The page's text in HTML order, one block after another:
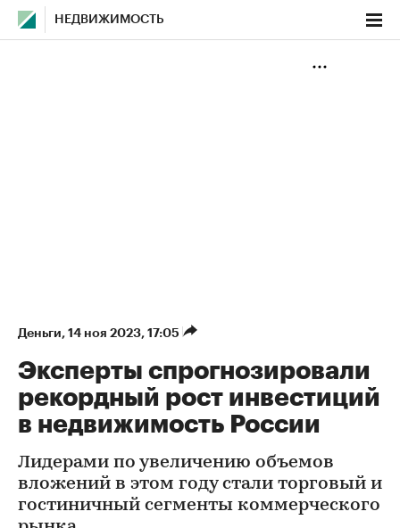
НЕДВИЖИМОСТЬ
Деньги⁠, 14 ноя 2023, 17:05
Эксперты спрогнозировали
рекордный рост инвестиций
в недвижимость России
Лидерами по увеличению объемов
вложений в этом году стали торговый и
гостиничный сегменты коммерческого